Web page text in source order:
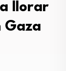
llorar
Gaza